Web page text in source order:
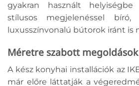
gyakran használt helyiségbe
stílusos megjelenéssel bíró,
luxusszínvonalú bútorok iránt is
Méretre szabott megoldások
A kész konyhai installációk az
már előre láttatják a